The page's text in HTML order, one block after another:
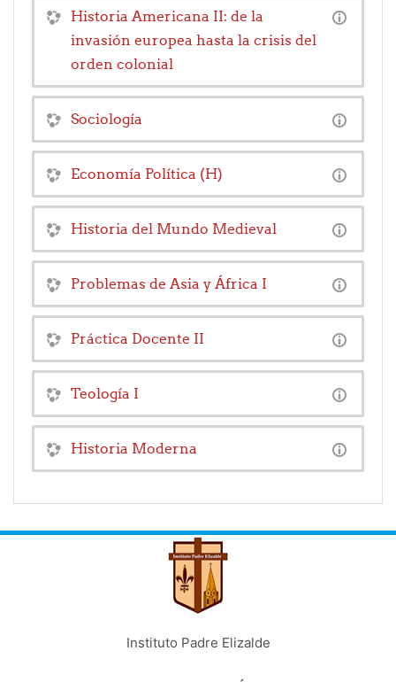
Historia Americana II: de la
invasión europea hasta la crisis del
orden colonial
Sociología
Economía Política (H)
Historia del Mundo Medieval
Problemas de Asia y África I
Práctica Docente II
Teología I
Historia Moderna
Instituto Padre Elizalde